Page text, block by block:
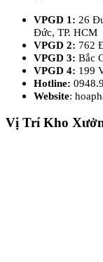
VPGD 1: 26
Đức, TP. HCM
VPGD 2: 762
VPGD 3: Bắc
VPGD 4: 199
Hotline:
Website:
Vị Trí Kho